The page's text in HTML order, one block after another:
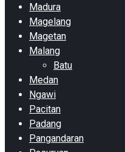
Madura
Magelang
Magetan
Malang
Batu
Medan
Ngawi
Pacitan
Padang
Pangandaran